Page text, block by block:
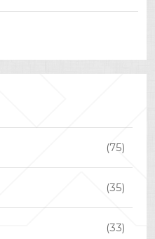
(75)
(35)
(33)